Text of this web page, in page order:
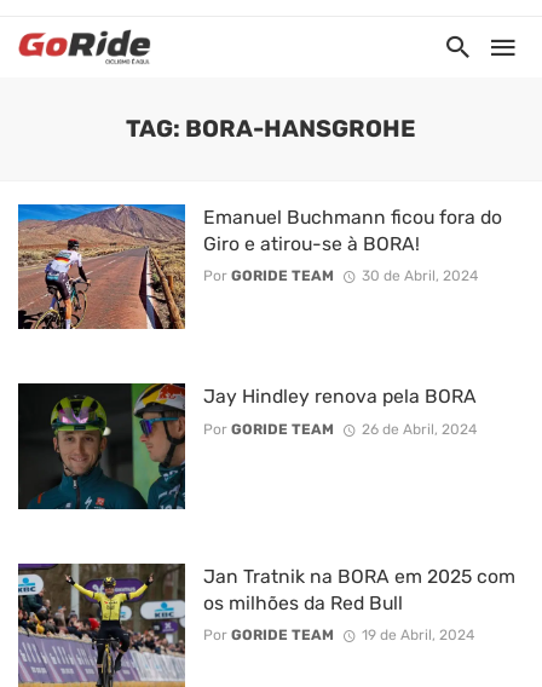
TAG: BORA-HANSGROHE
Emanuel Buchmann ficou fora do
Giro e atirou-se à BORA!
Por GORIDE TEAM 30 de Abril, 2024
Jay Hindley renova pela BORA
Por GORIDE TEAM 26 de Abril, 2024
Jan Tratnik na BORA em 2025 com
os milhões da Red Bull
Por GORIDE TEAM 19 de Abril, 2024